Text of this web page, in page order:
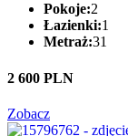
Pokoje:2
Łazienki:1
Metraż:31
2 600 PLN
Zobacz